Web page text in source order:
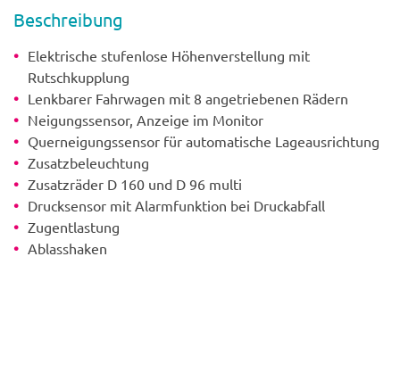
Beschrei­bung
Elektrische stufenlose Höhenverstellung mit
Rutschkupplung
Lenkbarer Fahrwagen mit 8 angetriebenen Rädern
Neigungssensor, Anzeige im Monitor
Querneigungssensor für automatische Lageausrichtung
Zusatzbeleuchtung
Zusatzräder D 160 und D 96 multi
Drucksensor mit Alarmfunktion bei Druckabfall
Zugentlastung
Ablasshaken